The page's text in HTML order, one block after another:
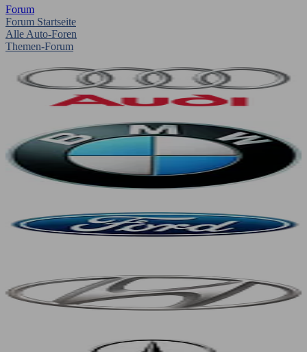
Forum
Forum Startseite
Alle Auto-Foren
Themen-Forum